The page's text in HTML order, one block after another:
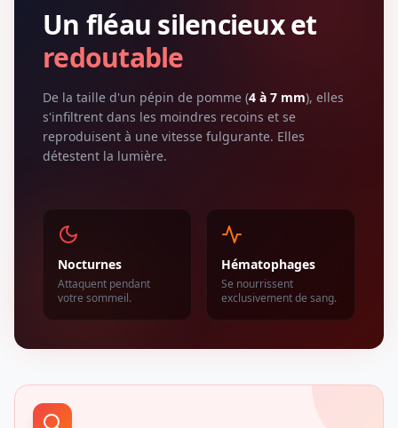
Un fléau silencieux et
redoutable
De la taille d'un pépin de pomme (4 à 7 mm), elles
s'infiltrent dans les moindres recoins et se
reproduisent à une vitesse fulgurante. Elles
détestent la lumière.
Nocturnes
Attaquent pendant
votre sommeil.
Hématophages
Se nourrissent
exclusivement de sang.